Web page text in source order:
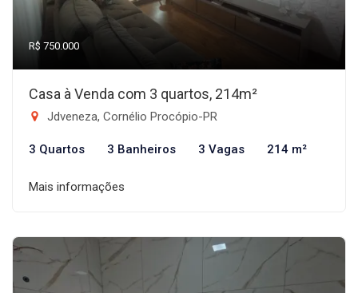
R$ 750.000
Casa à Venda com 3 quartos, 214m²
Jdveneza, Cornélio Procópio-PR
3 Quartos 3 Banheiros 3 Vagas 214 m²
Mais informações